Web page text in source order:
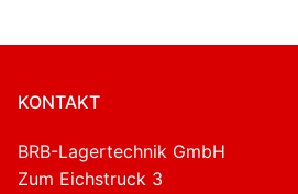
KONTAKT
BRB-Lagertechnik GmbH
Zum Eichstruck 3